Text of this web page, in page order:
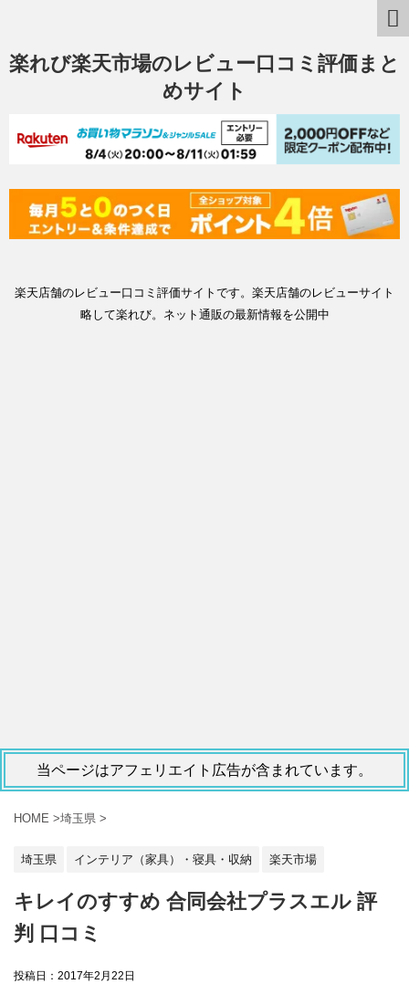
楽れび楽天市場のレビュー口コミ評価まと
めサイト
楽天店舗のレビュー口コミ評価サイトです。楽天店舗のレビューサイト
略して楽れび。ネット通販の最新情報を公開中
当ページはアフェリエイト広告が含まれています。
HOME >埼玉県 >
埼玉県 インテリア（家具）・寝具・収納 楽天市場
キレイのすすめ 合同会社プラスエル 評
判 口コミ
投稿日： 2017年2月22日